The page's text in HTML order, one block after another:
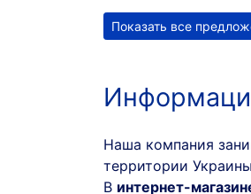
Показать все
Наша компания
территории
В интернет-